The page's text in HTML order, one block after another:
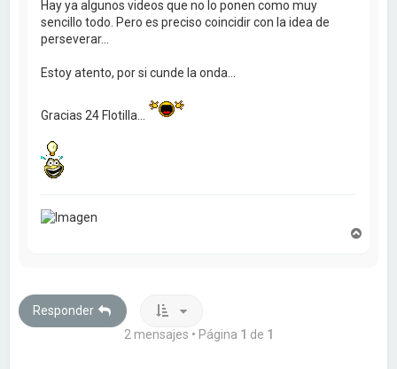
Hay ya algunos videos que no lo ponen como muy
sencillo todo. Pero es preciso coincidir con la idea de
perseverar...
Estoy atento, por si cunde la onda...
Gracias 24 Flotilla...
Responder
2 mensajes • Página 1 de 1